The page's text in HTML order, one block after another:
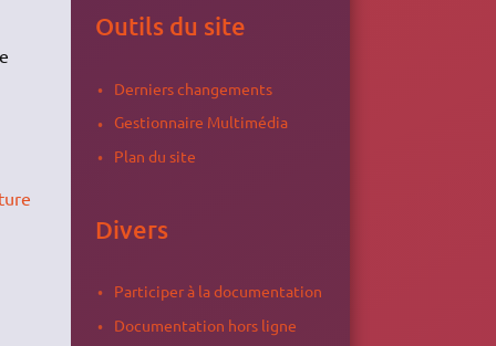
Outils du site
Derniers changements
Gestionnaire Multimédia
Plan du site
Divers
Participer à la documentation
Documentation hors ligne